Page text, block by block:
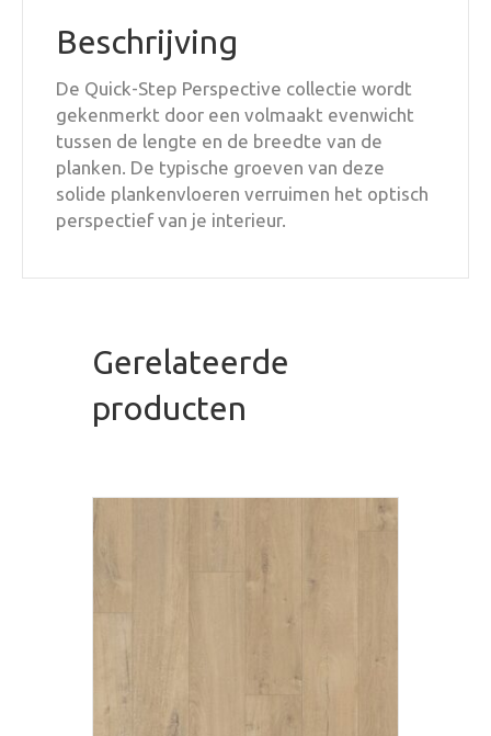
Beschrijving
De Quick-Step Perspective collectie wordt
gekenmerkt door een volmaakt evenwicht
tussen de lengte en de breedte van de
planken. De typische groeven van deze
solide plankenvloeren verruimen het optisch
perspectief van je interieur.
Gerelateerde
producten